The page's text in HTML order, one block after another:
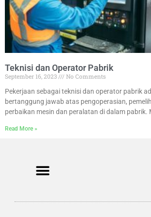
Teknisi dan Operator Pabrik
September 16, 2023
No Comments
Pekerjaan sebagai teknisi dan operator pabrik
bertanggung jawab atas pengoperasian,
perbaikan mesin dan peralatan di dalam pabrik.
Read More »